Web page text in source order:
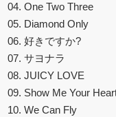
04. One Two Three
05. Diamond Only
06. 好きですか?
07. サヨナラ
08. JUICY LOVE
09. Show Me Your
10. We Can Fly